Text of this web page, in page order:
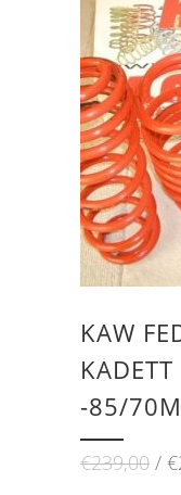
KAW
-85/
€239,00 €